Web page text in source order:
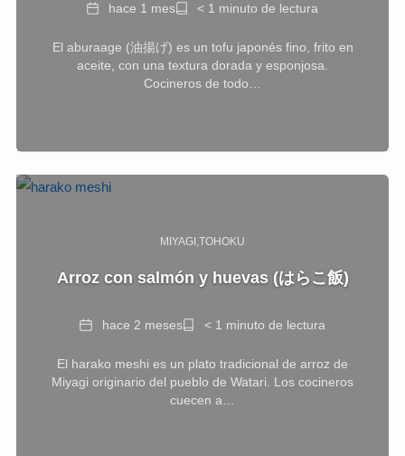
Fechahace 1 mesTiempo< 1 minuto de lectura
El aburaage (油揚げ) es un tofu japonés fino, frito en
aceite, con una textura dorada y esponjosa.
Cocineros de todo…
MIYAGI TOHOKU
Arroz con salmón y huevas (はらこ飯)
Fechahace 2 mesesTiempo
lectura
< 1 minuto de lectura
El harako meshi es un plato tradicional de arroz de
Miyagi originario del pueblo de Watari. Los cocineros
cuecen a…